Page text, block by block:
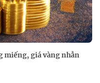
miếng, giá vàng nhẫn